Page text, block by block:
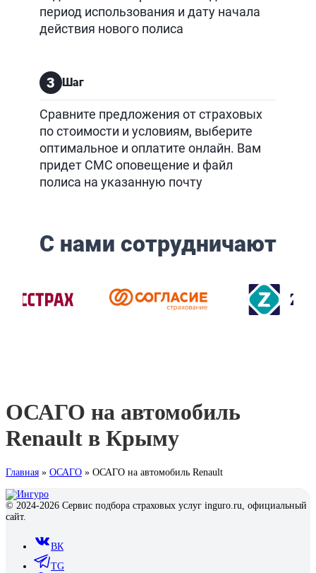
ОСАГО на автомобиль
Renault в Крыму
Главная » ОСАГО » ОСАГО на автомобиль Renault
© 2024-2026 Сервис подбора страховых услуг inguro.ru, официальный
сайт.
ВК
TG